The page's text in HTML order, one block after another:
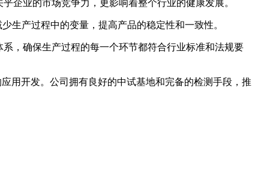
企业的市场竞争力，更影响着整个行业的健康发展。
产过程中的变量，提高产品的稳定性和一致性。
，确保生产过程的每一个环节都符合行业标准和法规要
开发。公司拥有良好的中试基地和完备的检测手段，推